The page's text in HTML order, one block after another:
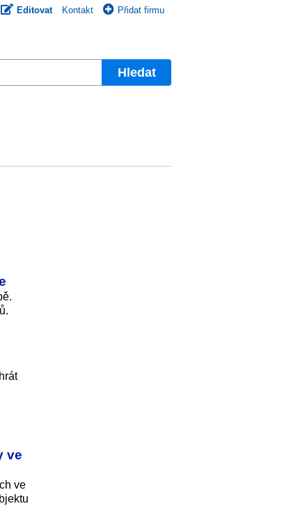
Editovat Kontakt Přidat firmu
Hledat
ve
ve